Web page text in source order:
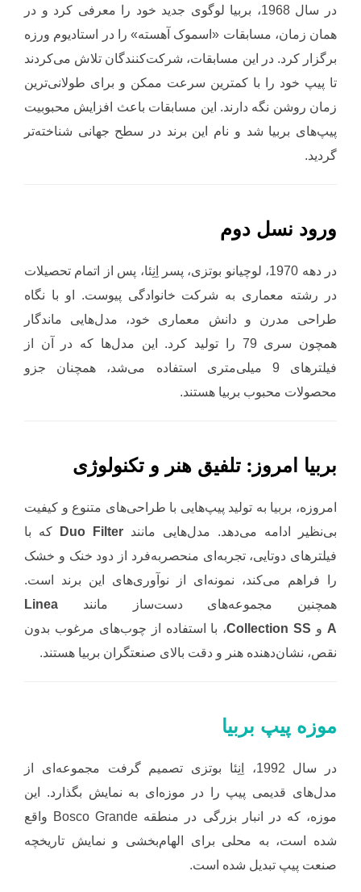
در سال 1968، بربیا لوگوی جدید خود را معرفی کرد و در
همان زمان، مسابقات «اسموک آهسته» را در استادیوم ورزه
برگزار کرد. در این مسابقات، شرکت‌کنندگان تلاش می‌کردند
تا پیپ خود را با کمترین سرعت ممکن و برای طولانی‌ترین
زمان روشن نگه دارند. این مسابقات باعث افزایش محبوبیت
پیپ‌های بربیا شد و نام این برند در سطح جهانی شناخته‌تر
گردید.
ورود نسل دوم
در دهه 1970، لوچیانو بوتزی، پسر اِنِئا، پس از اتمام تحصیلات
در رشته معماری به شرکت خانوادگی پیوست. او با نگاه
طراحی مدرن و دانش معماری خود، مدل‌هایی ماندگار
همچون سری 79 را تولید کرد. این مدل‌ها که در آن از
فیلترهای 9 میلی‌متری استفاده می‌شد، همچنان جزو
محصولات محبوب بربیا هستند.
بربیا امروز: تلفیق هنر و تکنولوژی
امروزه، بربیا به تولید پیپ‌هایی با طراحی‌های متنوع و کیفیت
بی‌نظیر ادامه می‌دهد. مدل‌هایی مانند Duo Filter
که با
فیلترهای دوتایی، تجربه‌ای منحصربه‌فرد از دود خنک و خشک
را فراهم می‌کند، نمونه‌ای از نوآوری‌های این برند است.
همچنین مجموعه‌های دست‌ساز مانند Linea
A و Collection SS، با استفاده از چوب‌های مرغوب بدون
نقص، نشان‌دهنده هنر و دقت بالای صنعتگران بربیا هستند.
موزه پیپ بربیا
در سال 1992، اِنِئا بوتزی تصمیم گرفت مجموعه‌ای از
مدل‌های قدیمی پیپ را در موزه‌ای به نمایش بگذارد. این
موزه، که در انبار بزرگی در منطقه Bosco Grande واقع
شده است، به محلی برای الهام‌بخشی و نمایش تاریخچه
صنعت پیپ تبدیل شده است.